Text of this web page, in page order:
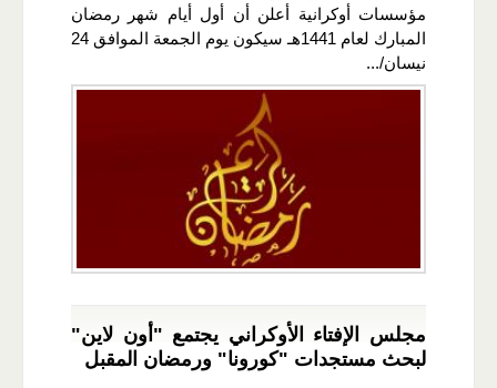
مؤسسات أوكرانية أعلن أن أول أيام شهر رمضان
المبارك لعام 1441هـ سيكون يوم الجمعة الموافق 24
نيسان/...
مجلس الإفتاء الأوكراني يجتمع "أون لاين"
لبحث مستجدات "كورونا" ورمضان المقبل